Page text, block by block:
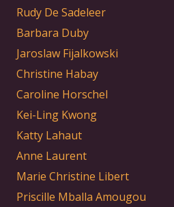
Rudy De Sadeleer
Barbara Duby
Jaroslaw Fijalkowski
Christine Habay
Caroline Horschel
Kei-Ling Kwong
Katty Lahaut
Anne Laurent
Marie Christine Libert
Priscille Mballa Amougou